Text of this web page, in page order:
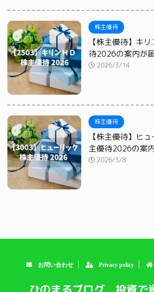
株主優待
【株主優待】キ
待2026の案内が
2026/3/14
株主優待
【株主優待】ヒ
主優待2026の案
2026/3/8
お問い合わせ Privacy policy